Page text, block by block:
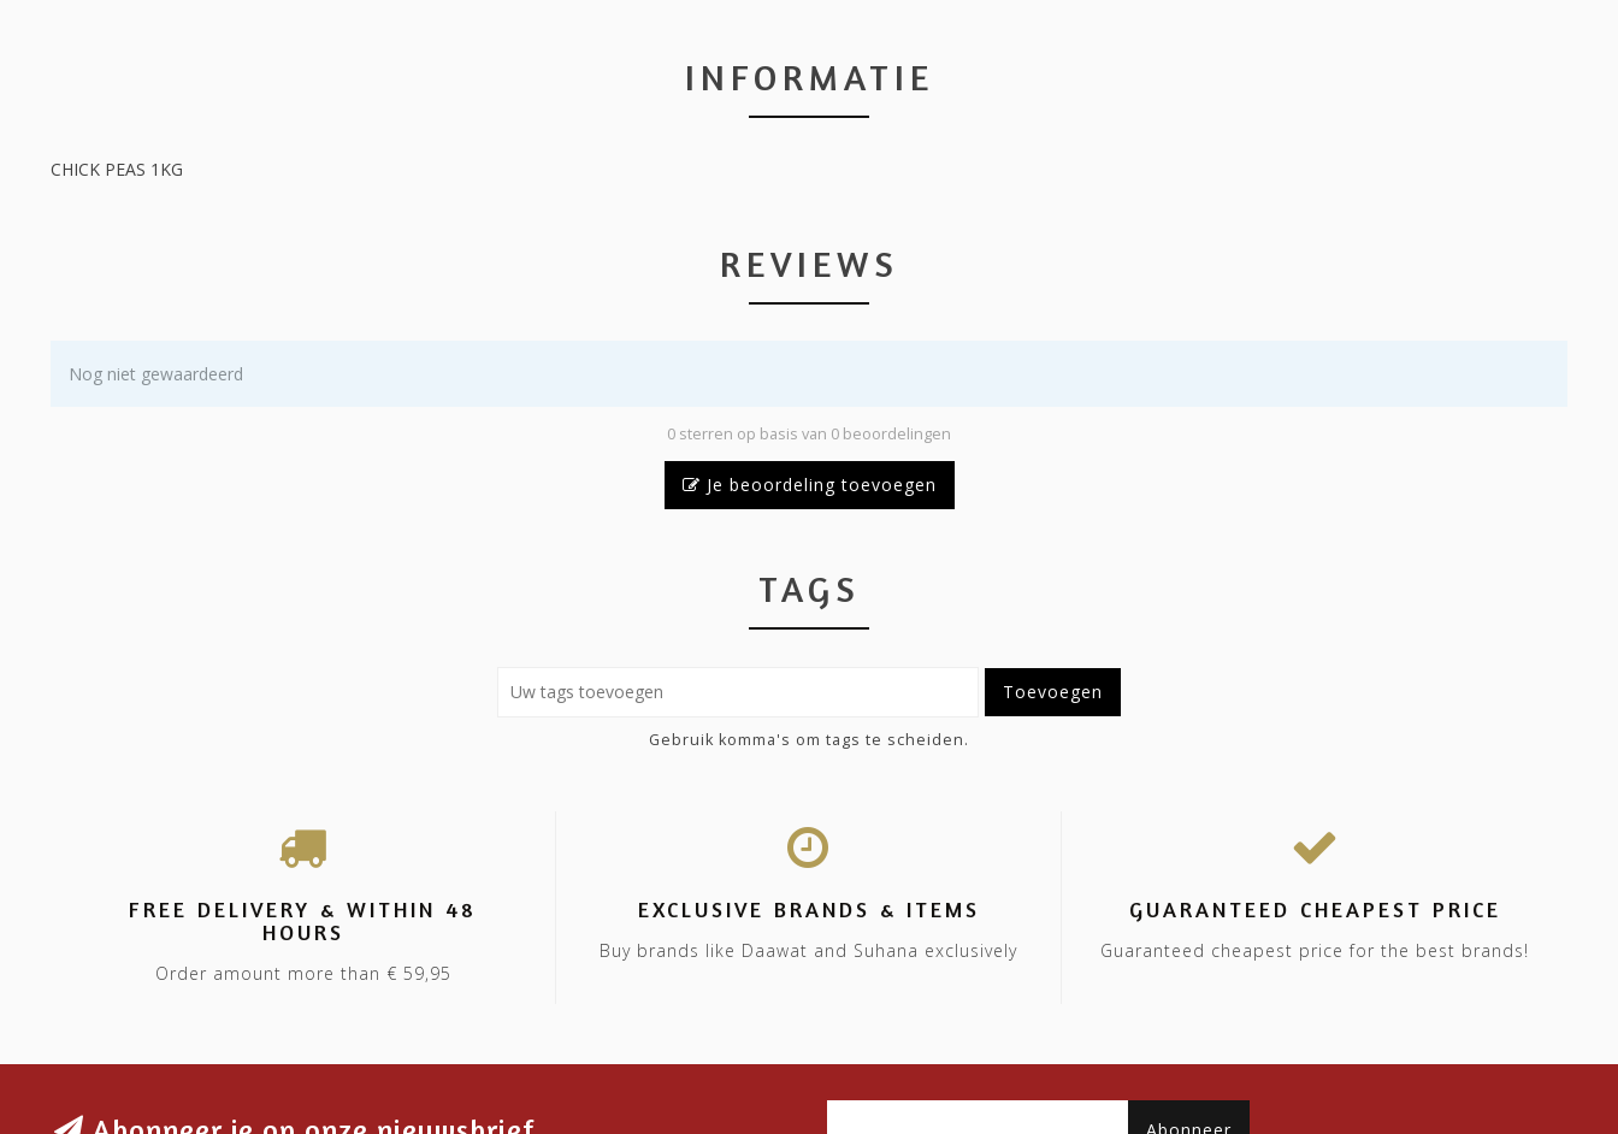
INFORMATIE
CHICK PEAS 1KG
REVIEWS
Nog niet gewaardeerd
0 sterren op basis van 0 beoordelingen
Je beoordeling toevoegen
TAGS
Toevoegen
Gebruik komma's om tags te scheiden.
FREE DELIVERY & WITHIN 48
HOURS
Order amount more than € 59,95
EXCLUSIVE BRANDS & ITEMS
Buy brands like Daawat and Suhana exclusively
GUARANTEED CHEAPEST PRICE
Guaranteed cheapest price for the best brands!
Abonneer